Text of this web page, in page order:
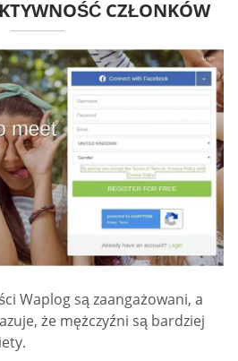
CZŁONKÓW
Waplog są zaangażowani, a
że mężczyźni są bardziej